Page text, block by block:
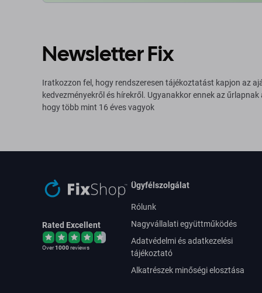
Newsletter Fix
Iratkozzon fel, hogy rendszeresen tájékoztatást kapjon az
kedvezményekről és hírekről. Ugyanakkor ennek az
hogy több mint 16 éves vagyok
Rated Excellent
Over1000reviews
Ügyfélszolgálat
Rólunk
Nagyvállalati együttműködés
Adatvédelmi és adatkezelési
tájékoztató
Alkatrészek minőségi elosztása